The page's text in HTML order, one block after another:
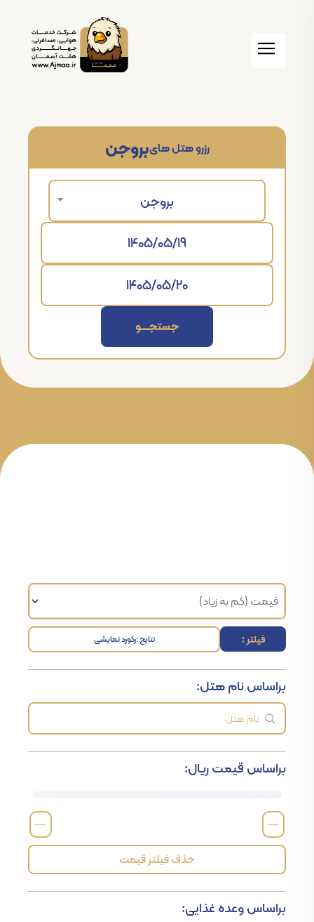
بروجنرزرو هتل های
بروجن
جستجــــــو
فیلتر : نتایج :رکورد نمایشی
براساس نام هتل:
براساس قیمت ریال:
—
—
حذف فیلتر قیمت
براساس وعده غذایی: